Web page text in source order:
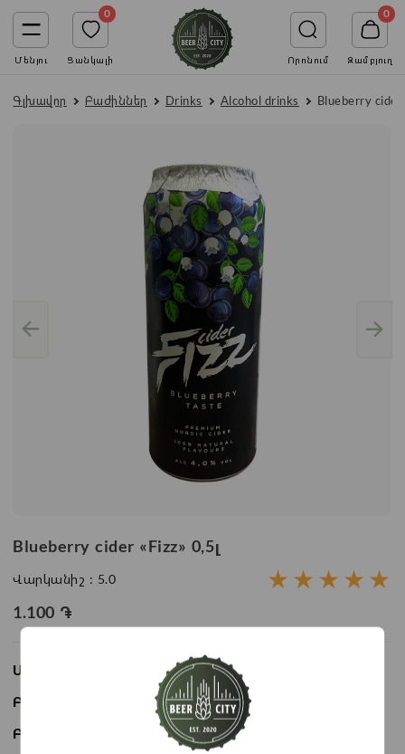
Մենյու
0
Ցանկալի Որոնում
0
Զամբյուղ
Գլխավոր Բաժիններ Drinks Alcohol drinks Blueberry cider
Blueberry cider «Fizz» 0,5լ
Վարկանիշ : 5.0 ★
★
★
★
★
1.100 ֏
Առկայություն:
Առկա է
Բաժնի անվանում: Alcohol drinks
Բրենդ: